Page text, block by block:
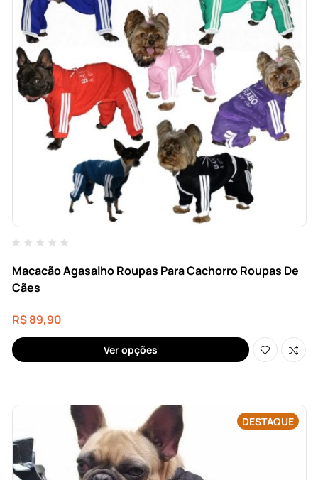
Macacão Agasalho Roupas Para Cachorro Roupas De
Cães
R$89,90
Ver opções
DESTAQUE